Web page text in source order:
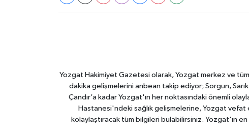
Yozgat Hakimiyet Gazetesi olarak, Yozgat merkez ve
dakika gelişmelerini anbean takip ediyor; Sorgun,
Çandır’a kadar Yozgat'ın her noktasındaki önemli
Hastanesi'ndeki sağlık gelişmelerine, Yozgat vefat
kolaylaştıracak tüm bilgileri bulabilirsiniz. Yozgat'ın en